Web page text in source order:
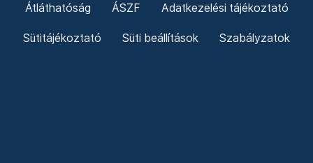
Átláthatóság ÁSZF Adatkezelési tájékoztató
Sütitájékoztató Süti beállítások Szabályzatok